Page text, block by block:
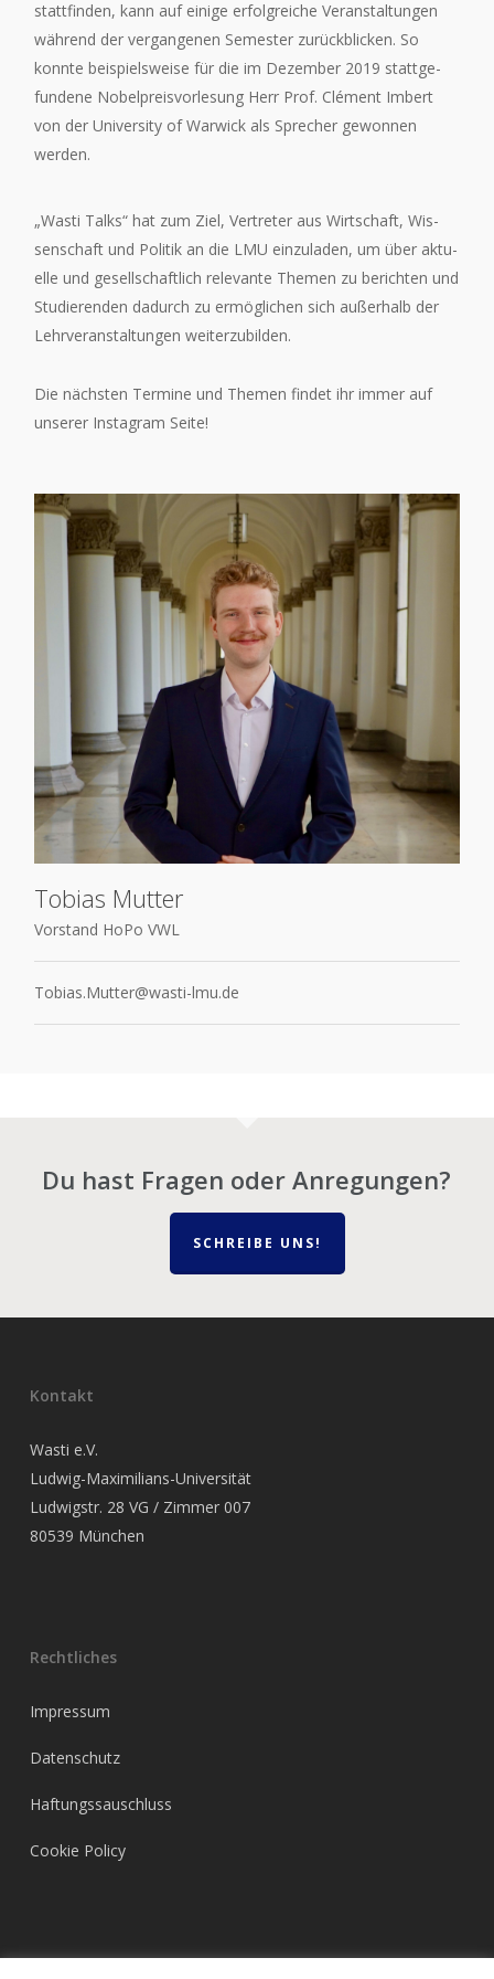
statt­fin­den, kann auf eini­ge erfolg­rei­che Ver­an­stal­tun­gen
wäh­rend der ver­gan­ge­nen Semes­ter zurück­bli­cken. So
konn­te bei­spiels­wei­se für die im Dezem­ber 2019 statt­ge­
fun­de­ne Nobel­preis­vor­le­sung Herr Prof. Clé­ment Imbert
von der Uni­ver­si­ty of War­wick als Spre­cher gewon­nen
werden.
„Was­ti Talks“ hat zum Ziel, Ver­tre­ter aus Wirt­schaft, Wis­
sen­schaft und Poli­tik an die LMU ein­zu­la­den, um über aktu­
el­le und gesell­schaft­lich rele­van­te The­men zu berich­ten und
Stu­die­ren­den dadurch zu ermög­li­chen sich außer­halb der
Lehr­ver­an­stal­tun­gen weiterzubilden.
Die nächs­ten Ter­mi­ne und The­men fin­det ihr immer auf
unse­rer Insta­gram Seite!
Tobias Mutter
Vor­stand HoPo VWL
Tobias.Mutter@wasti-lmu.de
Du hast Fragen oder Anregungen?
SCHREIBE UNS!
Kontakt
Wasti e.V.
Ludwig-Maximilians-Universität
Ludwigstr. 28 VG / Zimmer 007
80539 München
Rechtliches
Impressum
Datenschutz
Haftungssauschluss
Cookie Policy